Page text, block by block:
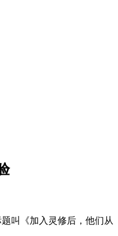
叫《加入灵修后，他们从